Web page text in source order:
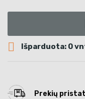
 Išparduota: 0
Prekių